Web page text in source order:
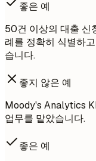
좋은 예
50건 이상의 대출 신
례를 정확히 식별하
습니다.
좋지 않은 예
Moody's Analytics
업무를 맡았습니다.
좋은 예